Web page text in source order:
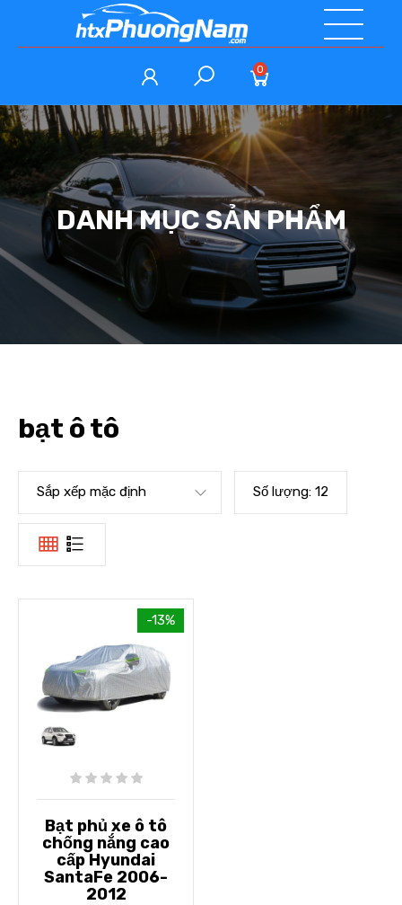
0
DANH MỤC SẢN PHẨM
bạt ô tô
Sắp xếp mặc định Số lượng: 12
-13%
Bạt phủ xe ô tô
chống nắng cao
cấp Hyundai
SantaFe 2006-
2012